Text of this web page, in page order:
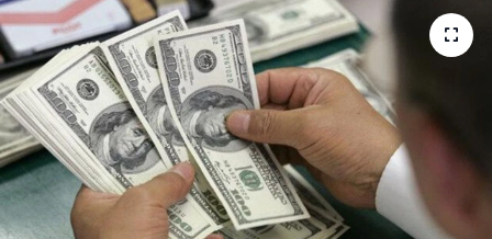
Dünya
RESMİ İLANLAR
Haber Arşivi